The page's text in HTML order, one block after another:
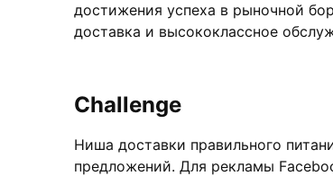
достижения успеха в рыночной
доставка и высококлассное
Challenge
Ниша доставки правильного
предложений. Для рекламы